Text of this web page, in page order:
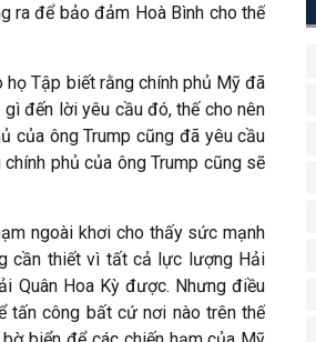
ra để bảo đảm Hoà Bình cho thế
họ Tập biết rằng chính phủ Mỹ đã
đến lời yêu cầu đó, thế cho nên
của ông Trump cũng đã yêu cầu
phủ của ông Trump cũng sẽ
ngoài khơi cho thấy sức mạnh
cần thiết vì tất cả lực lượng Hải
Quân Hoa Kỳ được. Nhưng điều
tấn công bất cứ nơi nào trên thế